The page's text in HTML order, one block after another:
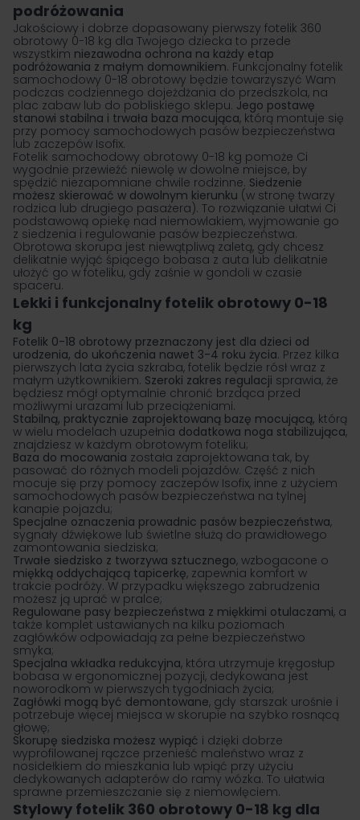
podróżowania
Jakościowy i dobrze dopasowany pierwszy fotelik 360
obrotowy 0-18 kg dla Twojego dziecka to przede
wszystkim niezawodna ochrona na każdy etap
podróżowania z małym domownikiem. Funkcjonalny fotelik
samochodowy 0-18 obrotowy będzie towarzyszyć Wam
podczas codziennego dojeżdżania do przedszkola, na
plac zabaw lub do pobliskiego sklepu. Jego postawę
stanowi stabilna i trwała baza mocująca, którą montuje się
przy pomocy samochodowych pasów bezpieczeństwa
lub zaczepów Isofix.
Fotelik samochodowy obrotowy 0-18 kg pomoże Ci
wygodnie przewieźć niewolę w dowolne miejsce, by
spędzić niezapomniane chwile rodzinne. Siedzenie
możesz skierować w dowolnym kierunku (w stronę twarzy
rodzica lub drugiego pasażera). To rozwiązanie ułatwi Ci
podstawową opiekę nad niemowlakiem, wyjmowanie go
z siedzenia i regulowanie pasów bezpieczeństwa.
Obrotowa skorupa jest niewątpliwą zaletą, gdy chcesz
delikatnie wyjąć śpiącego bobasa z auta lub delikatnie
ułożyć go w foteliku, gdy zaśnie w gondoli w czasie
spaceru.
Lekki i funkcjonalny fotelik obrotowy 0-18
kg
Fotelik 0-18 obrotowy przeznaczony jest dla dzieci od
urodzenia, do ukończenia nawet 3-4 roku życia. Przez kilka
pierwszych lata życia szkraba, fotelik będzie rósł wraz z
małym użytkownikiem. Szeroki zakres regulacji sprawia, że
będziesz mógł optymalnie chronić brzdąca przed
możliwymi urazami lub przeciążeniami.
Stabilną, praktycznie zaprojektowaną bazę mocującą, którą
w wielu modelach uzupełnia dodatkowa noga stabilizująca,
znajdziesz w każdym obrotowym foteliku;
Baza do mocowania została zaprojektowana tak, by
pasować do różnych modeli pojazdów. Część z nich
mocuje się przy pomocy zaczepów Isofix, inne z użyciem
samochodowych pasów bezpieczeństwa na tylnej
kanapie pojazdu;
Specjalne oznaczenia prowadnic pasów bezpieczeństwa,
sygnały dźwiękowe lub świetlne służą do prawidłowego
zamontowania siedziska;
Trwałe siedzisko z tworzywa sztucznego, wzbogacone o
miękką oddychającą tapicerkę, zapewnia komfort w
trakcie podróży. W przypadku większego zabrudzenia
możesz ją uprać w pralce;
Regulowane pasy bezpieczeństwa z miękkimi otulaczami, a
także komplet ustawianych na kilku poziomach
zagłówków odpowiadają za pełne bezpieczeństwo
smyka;
Specjalna wkładka redukcyjna, która utrzymuje kręgosłup
bobasa w ergonomicznej pozycji, dedykowana jest
noworodkom w pierwszych tygodniach życia;
Zagłówki mogą być demontowane, gdy starszak urośnie i
potrzebuje więcej miejsca w skorupie na szybko rosnącą
głowę;
Skorupę siedziska możesz wypiąć i dzięki dobrze
wyprofilowanej rączce przenieść maleństwo wraz z
nosidełkiem do mieszkania lub wpiąć przy użyciu
dedykowanych adapterów do ramy wózka. To ułatwia
sprawne przemieszczanie się z niemowlęciem.
Stylowy fotelik 360 obrotowy 0-18 kg dla